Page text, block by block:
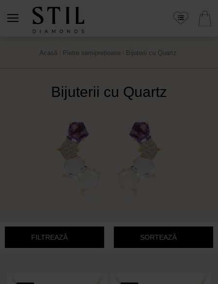
Acasă Pietre semiprețioase Bijuterii cu Quartz
Bijuterii cu Quartz
FILTREAZĂ SORTEAZĂ